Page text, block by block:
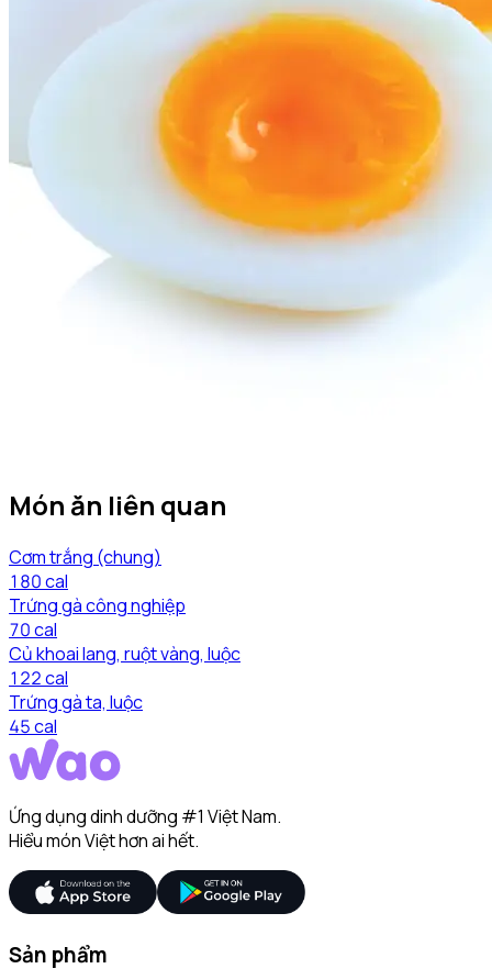
Món ăn liên quan
Cơm trắng (chung)
180cal
Trứng gà công nghiệp
70cal
Củ khoai lang, ruột vàng, luộc
122cal
Trứng gà ta, luộc
45cal
Ứng dụng dinh dưỡng #1 Việt Nam.
Hiểu món Việt hơn ai hết.
Sản phẩm